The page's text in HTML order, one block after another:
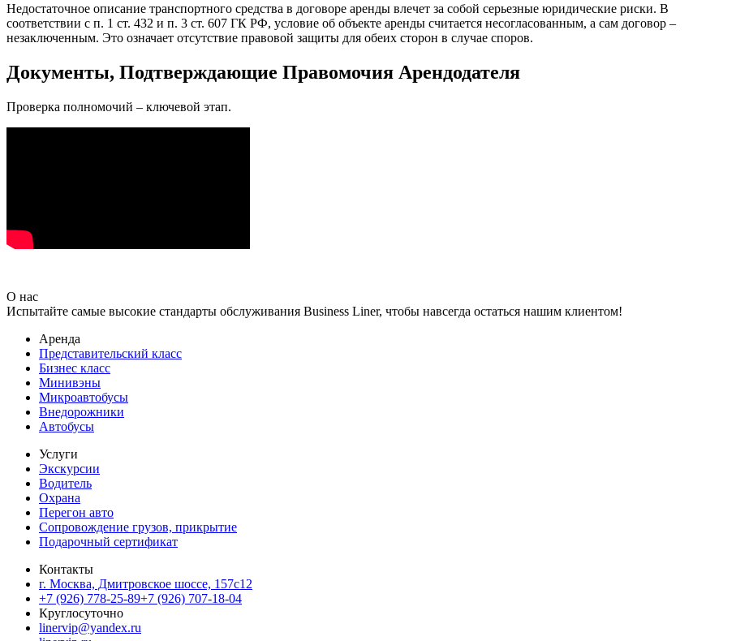
Недостаточное описание транспортного средства в договоре аренды влечет за собой серьезные юридические риски. В
соответствии с п. 1 ст. 432 и п. 3 ст. 607 ГК РФ, условие об объекте аренды считается несогласованным, а сам договор –
незаключенным. Это означает отсутствие правовой защиты для обеих сторон в случае споров.
Документы, Подтверждающие Правомочия Арендодателя
Проверка полномочий – ключевой этап.
О нас
Испытайте самые высокие стандарты обслуживания Business Liner, чтобы навсегда остаться нашим клиентом!
Аренда
Представительский класс
Бизнес класс
Минивэны
Микроавтобусы
Внедорожники
Автобусы
Услуги
Экскурсии
Водитель
Охрана
Перегон авто
Сопровождение грузов, прикрытие
Подарочный сертификат
Контакты
г. Москва, Дмитровское шоссе, 157c12
+7 (926) 778-25-89+7 (926) 707-18-04
Круглосуточно
linervip@yandex.ru